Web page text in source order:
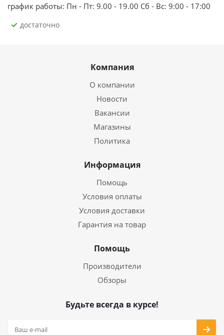
график работы: Пн - Пт: 9.00 - 19.00 Сб - Вс: 9:00 - 17:00
Достаточно
Компания
О компании
Новости
Вакансии
Магазины
Политика
Информация
Помощь
Условия оплаты
Условия доставки
Гарантия на товар
Помощь
Производители
Обзоры
Будьте всегда в курсе!